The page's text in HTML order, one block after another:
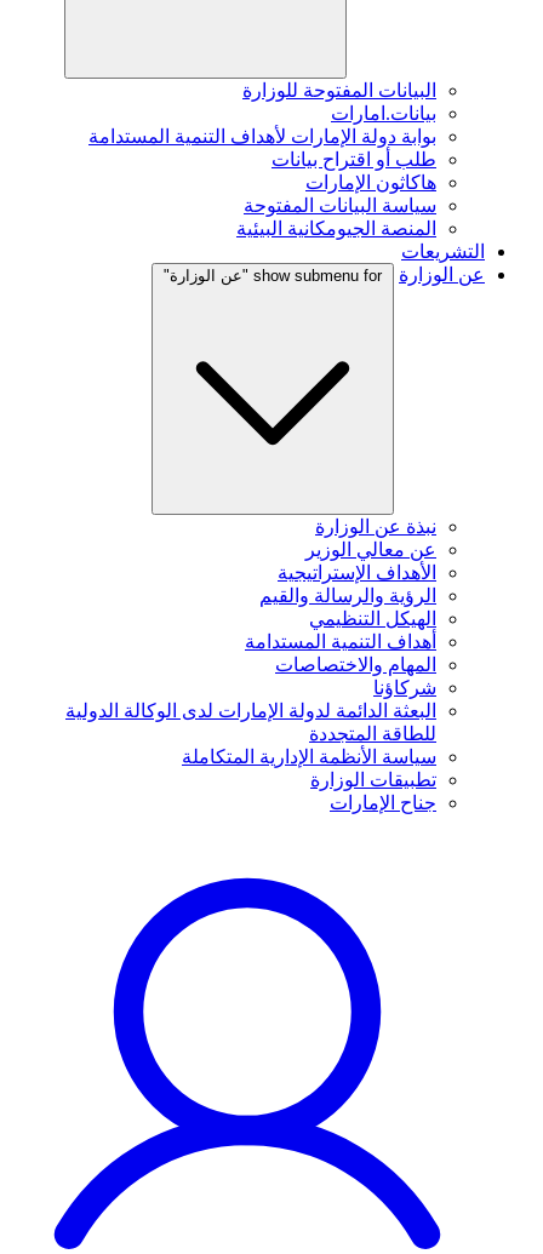
البيانات المفتوحة للوزارة
بيانات.امارات
بوابة دولة الإمارات لأهداف التنمية المستدامة
طلب أو اقتراح بيانات
هاكاثون الإمارات
سياسة البيانات المفتوحة
المنصة الجيومكانية البيئية
التشريعات
عن الوزارة
show submenu for "عن الوزارة"
نبذة عن الوزارة
عن معالي الوزير
الأهداف الإستراتيجية
الرؤية والرسالة والقيم
الهيكل التنظيمي
أهداف التنمية المستدامة
المهام والاختصاصات
شركاؤنا
البعثة الدائمة لدولة الإمارات لدى الوكالة الدولية
للطاقة المتجددة
سياسة الأنظمة الإدارية المتكاملة
تطبيقات الوزارة
جناح الإمارات